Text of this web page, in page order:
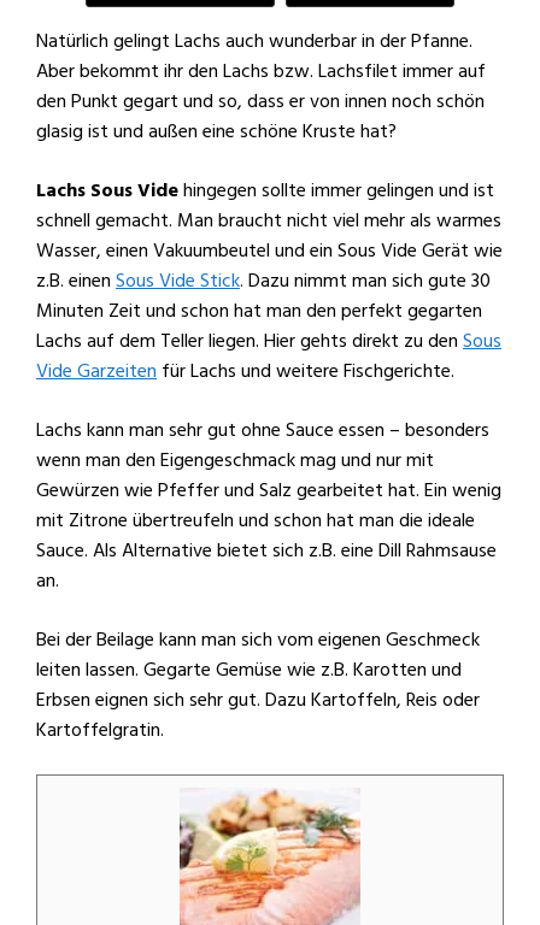
Natürlich gelingt Lachs auch wunderbar in der Pfanne.
Aber bekommt ihr den Lachs bzw. Lachsfilet immer auf
den Punkt gegart und so, dass er von innen noch schön
glasig ist und außen eine schöne Kruste hat?
Lachs Sous Videhingegen sollte immer gelingen und ist
schnell gemacht. Man braucht nicht viel mehr als warmes
Wasser, einen Vakuumbeutel und ein Sous Vide Gerät wie
z.B. einen Sous Vide Stick. Dazu nimmt man sich gute 30
Minuten Zeit und schon hat man den perfekt gegarten
Lachs auf dem Teller liegen. Hier gehts direkt zu den Sous
Vide Garzeiten für Lachs und weitere Fischgerichte.
Lachs kann man sehr gut ohne Sauce essen – besonders
wenn man den Eigengeschmack mag und nur mit
Gewürzen wie Pfeffer und Salz gearbeitet hat. Ein wenig
mit Zitrone übertreufeln und schon hat man die ideale
Sauce. Als Alternative bietet sich z.B. eine Dill Rahmsause
an.
Bei der Beilage kann man sich vom eigenen Geschmeck
leiten lassen. Gegarte Gemüse wie z.B. Karotten und
Erbsen eignen sich sehr gut. Dazu Kartoffeln, Reis oder
Kartoffelgratin.